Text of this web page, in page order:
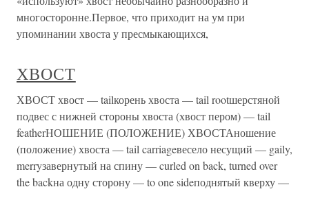
многосторонне.Первое, что приходит на ум при
упоминании хвоста у пресмыкающихся,
ХВОСТ
ХВОСТ хвост — tailкорень хвоста — tail rootшерстяной
подвес с нижней стороны хвоста (хвост пером) — tail
featherНОШЕНИЕ (ПОЛОЖЕНИЕ) ХВОСТАношение
(положение) хвоста — tail carriageвесело несущий — gaily,
merryзавернутый на спину — curled on back, turned over
the backна одну сторону — to one sideподнятый кверху —